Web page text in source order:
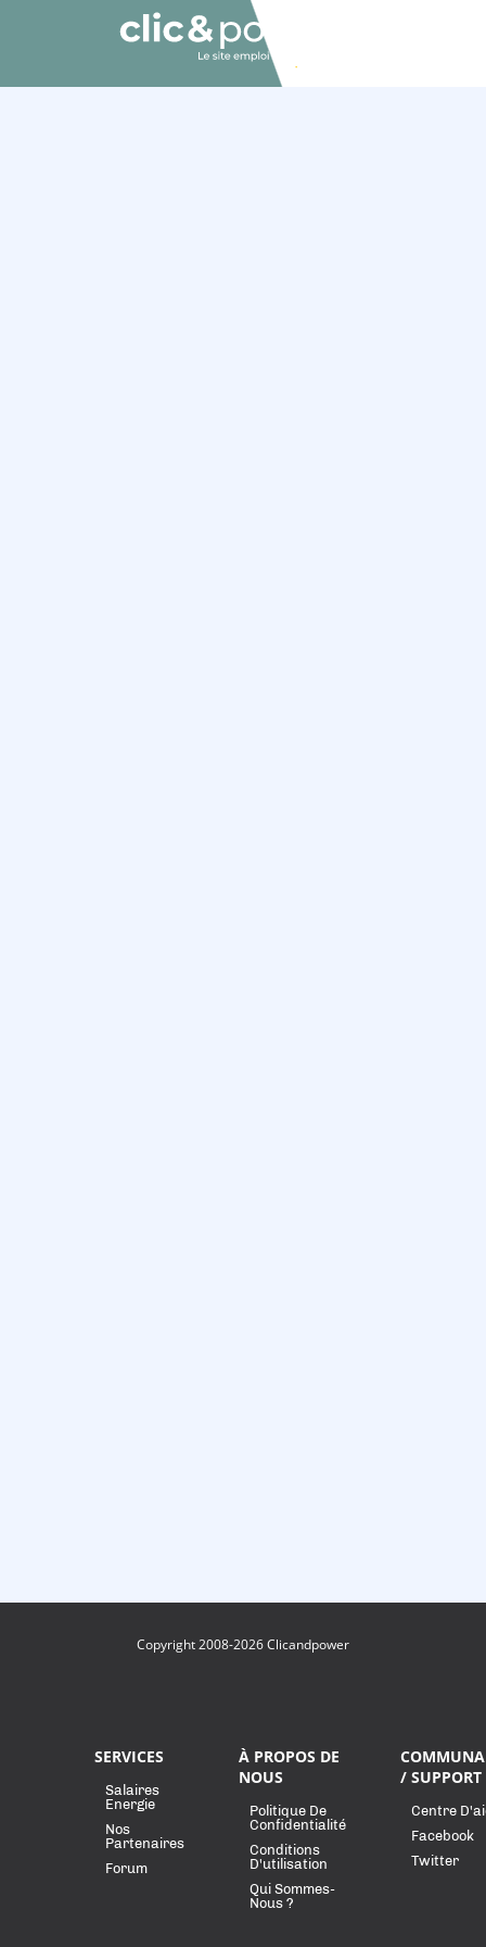
Copyright 2008-2026 Clicandpower
SERVICES
Salaires
Energie
Nos
Partenaires
Forum
À PROPOS DE
NOUS
Politique De
Confidentialité
Conditions
D'utilisation
Qui Sommes-
Nous ?
/ SUPPORT
Centre
Facebook
Twitter